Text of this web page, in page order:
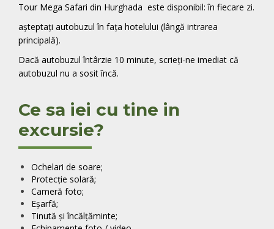
Tour Mega Safari din Hurghada este disponibil: în fiecare zi.
așteptați autobuzul în fața hotelului (lângă intrarea
principală).
Dacă autobuzul întârzie 10 minute, scrieți-ne imediat că
autobuzul nu a sosit încă.
Ce sa iei cu tine in
excursie?
Ochelari de soare;
Protecție solară;
Cameră foto;
Eșarfă;
Tinută și încălțăminte;